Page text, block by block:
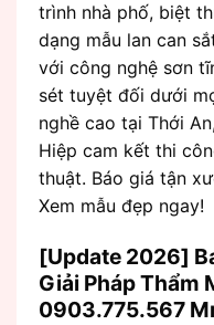
trình nhà phố, biệt
dạng mẫu lan can
với công nghệ sơn
sét tuyệt đối dưới
nghề cao tại Thới
Hiệp cam kết thi
thuật. Báo giá tận
Xem mẫu đẹp ngay!
[Update 2026]
Giải Pháp Thẩm
0903.775.567